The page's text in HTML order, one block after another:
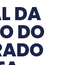
DA
DO